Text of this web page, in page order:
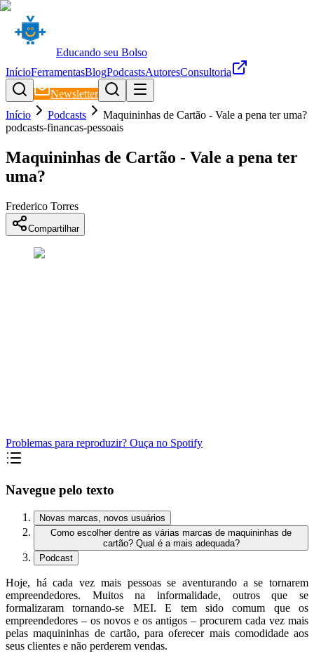
Educando seu Bolso
InícioFerramentasBlogPodcastsAutoresConsultoria
Newsletter
Início
Podcasts
Maquininhas de Cartão - Vale a pena ter uma?
podcasts-financas-pessoais
Maquininhas de Cartão - Vale a pena ter
uma?
Frederico Torres
Compartilhar
Problemas para reproduzir? Ouça no Spotify
Navegue pelo texto
Novas marcas, novos usuários
Como escolher dentre as várias marcas de maquininhas de
cartão? Qual é a mais adequada?
Podcast
Hoje, há cada vez mais pessoas se aventurando a se tornarem
empreendedores. Muitos na informalidade, outros que se
formalizaram tornando-se MEI. E tem sido comum que os
empreendedores – os novos e os antigos – procurem cada vez mais
pelas maquininhas de cartão, para oferecer mais comodidade aos
seus clientes e não perderem vendas.